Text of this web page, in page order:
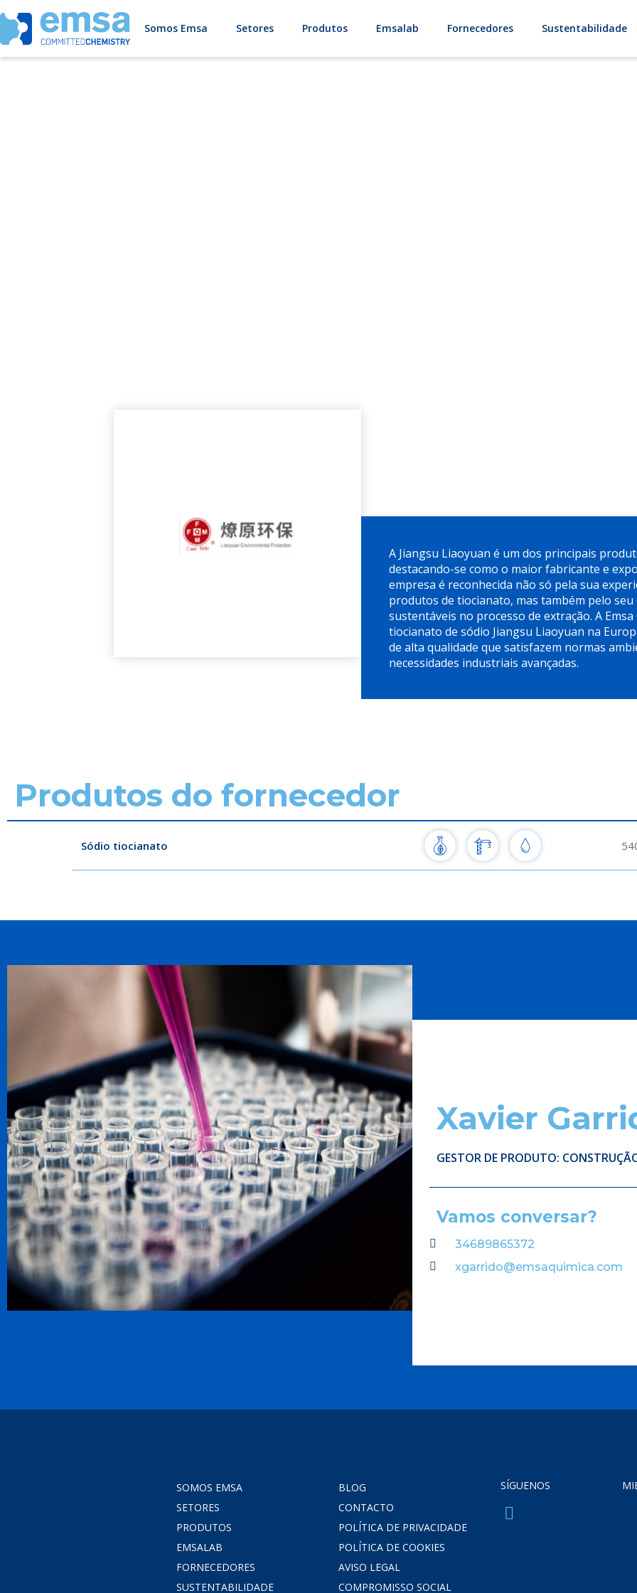
Somos Emsa Setores Produtos Emsalab Fornecedores Sustentabilidade
A Jiangsu Liaoyuan é um dos principais
destacando-se como o maior fabricante e
empresa é reconhecida não só pela sua
produtos de tiocianato, mas também pelo
sustentáveis no processo de extração. A
tiocianato de sódio Jiangsu Liaoyuan na
de alta qualidade que satisfazem normas
necessidades industriais avançadas.
Produtos do fornecedor
Sódio tiocianato
Xavier
GESTOR DE PRODUTO:
Vamos conversar?
34689865372
xgarrido@emsaquimica.com
SOMOS EMSA
SETORES
PRODUTOS
EMSALAB
FORNECEDORES
SUSTENTABILIDADE
BLOG
CONTACTO
POLÍTICA DE PRIVACIDADE
POLÍTICA DE COOKIES
AVISO LEGAL
COMPROMISSO SOCIAL
SÍGUENOS